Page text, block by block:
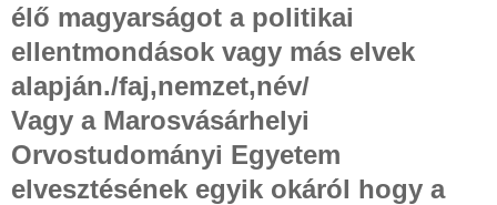
élő magyarságot a politikai
ellentmondások vagy más elvek
alapján./faj,nemzet,név/
Vagy a Marosvásárhelyi
Orvostudományi Egyetem
elvesztésének egyik okáról hogy a